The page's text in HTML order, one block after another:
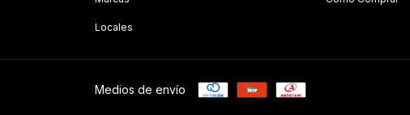
Locales
Medios de envío